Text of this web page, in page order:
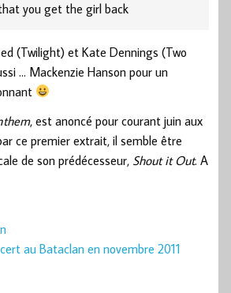
you get the girl back
(Twilight) et Kate Dennings (Two
… Mackenzie Hanson pour un
, est anoncé pour courant juin aux
ce premier extrait, il semble être
de son prédécesseur, Shout it Out. A
au Bataclan en novembre 2011